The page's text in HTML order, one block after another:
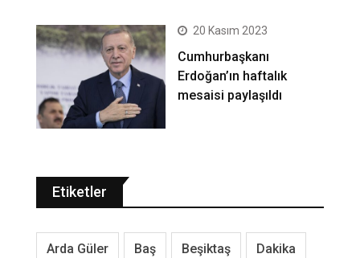
20 Kasım 2023
Cumhurbaşkanı
Erdoğan’ın haftalık
mesaisi paylaşıldı
Etiketler
Arda Güler Baş Beşiktaş Dakika